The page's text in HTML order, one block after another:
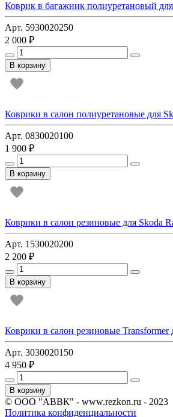
Коврик в багажник полиуретановый
Арт. 5930020250
2 000 ₽
В корзину
Коврики в салон полиуретановые для
Арт. 0830020100
1 900 ₽
В корзину
Коврики в салон резиновые для Skoda
Арт. 1530020200
2 200 ₽
В корзину
Коврики в салон резиновые
Арт. 3030020150
4 950 ₽
В корзину
© ООО "АВВК" - www.rezkon.ru - 2023
Политика конфиденциальности